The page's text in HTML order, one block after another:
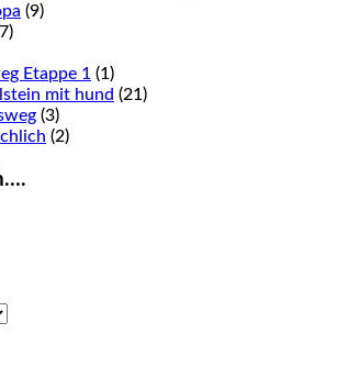
(9)
Etappe 1 (1)
mit hund (21)
(3)
(2)